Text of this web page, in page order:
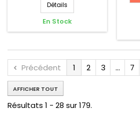
Détails
En Stock
Précédent 1 2 3 ... 7
AFFICHER TOUT
Résultats 1 - 28 sur 179.